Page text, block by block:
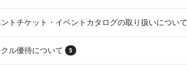
トチケット・イベントカタログの取り扱いについて
ル優待について 5